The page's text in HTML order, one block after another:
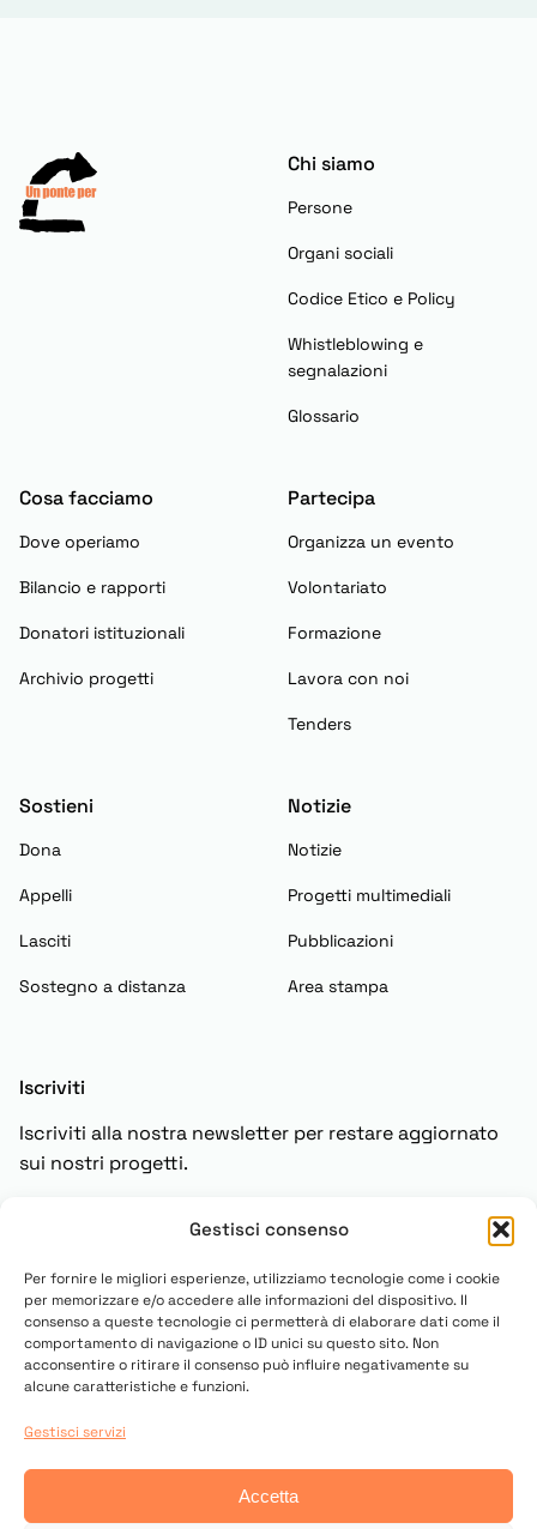
Gestisci consenso
Per fornire le migliori esperienze, utilizziamo tecnologie come i cookie
per memorizzare e/o accedere alle informazioni del dispositivo. Il
consenso a queste tecnologie ci permetterà di elaborare dati come il
comportamento di navigazione o ID unici su questo sito. Non
acconsentire o ritirare il consenso può influire negativamente su
alcune caratteristiche e funzioni.
Gestisci servizi
Accetta
Chi siamo
Persone
Organi sociali
Codice Etico e Policy
Whistleblowing e
segnalazioni
Glossario
Cosa facciamo
Dove operiamo
Bilancio e rapporti
Donatori istituzionali
Archivio progetti
Partecipa
Organizza un evento
Volontariato
Formazione
Lavora con noi
Tenders
Sostieni
Dona
Appelli
Lasciti
Sostegno a distanza
Notizie
Notizie
Progetti multimediali
Pubblicazioni
Area stampa
Iscriviti
Iscriviti alla nostra newsletter per restare aggiornato
sui nostri progetti.
Privacy Policy